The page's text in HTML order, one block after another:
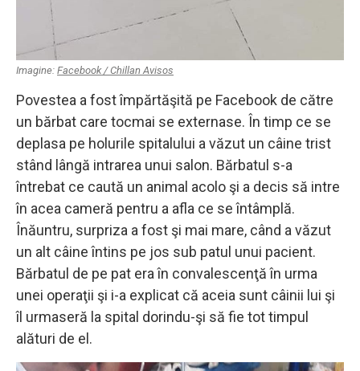
Imagine: Facebook / Chillan Avisos
Povestea a fost împărtăşită pe Facebook de către
un bărbat care tocmai se externase. În timp ce se
deplasa pe holurile spitalului a văzut un câine trist
stând lângă intrarea unui salon. Bărbatul s-a
întrebat ce caută un animal acolo şi a decis să intre
în acea cameră pentru a afla ce se întâmplă.
Înăuntru, surpriza a fost şi mai mare, când a văzut
un alt câine întins pe jos sub patul unui pacient.
Bărbatul de pe pat era în convalescenţă în urma
unei operaţii şi i-a explicat că aceia sunt câinii lui şi
îl urmaseră la spital dorindu-şi să fie tot timpul
alături de el.